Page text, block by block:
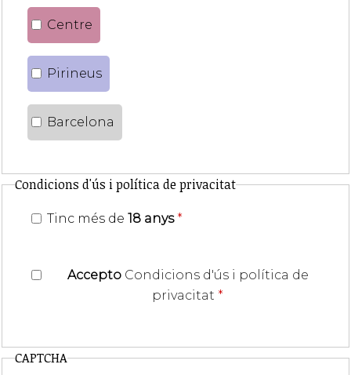
Centre
Pirineus
Barcelona
Condicions d'ús i política de privacitat
Tinc més de 18 anys *
Accepto Condicions d'ús i política de
privacitat *
CAPTCHA